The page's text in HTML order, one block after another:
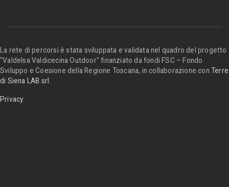
La rete di percorsi è stata sviluppata e validata nel quadro del progetto
"Valdelsa Valdicecina Outdoor" finanziato da fondi FSC – Fondo
Sviluppo e Coesione della Regione Toscana, in collaborazione conTerre
di Siena LAB srl .
Privacy